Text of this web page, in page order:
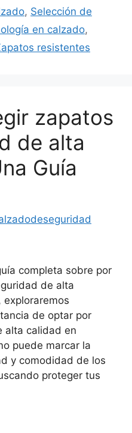
, Selección de
en calzado,
resistentes
zapatos
de alta
Guía
completa sobre por
de alta
de optar por
alta calidad en
puede marcar la
y comodidad de los
proteger tus